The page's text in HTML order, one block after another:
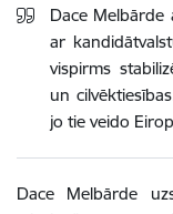
Dace Melbārde
ar
vispirms
un
jo tie veido
Dace Melbārde